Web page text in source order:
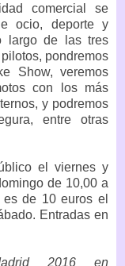
comercial se
ocio, deporte y
largo de las tres
pondremos
Show, veremos
con los más
y podremos
entre otras
el viernes y
de 10,00 a
de 10 euros el
Entradas en
2016 en